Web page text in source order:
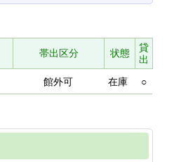
帯出区分 状態
貸
出
館外可 在庫 ○